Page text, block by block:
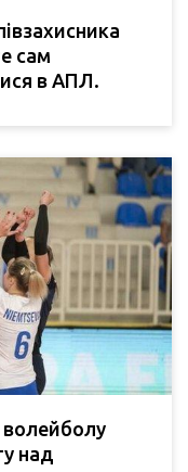
сам
в АПЛ.
волейболу
над